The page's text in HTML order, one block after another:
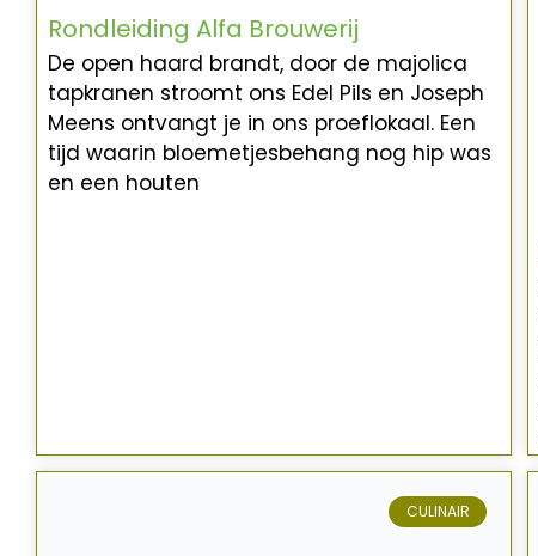
Rondleiding Alfa Brouwerij
De open haard brandt, door de majolica
tapkranen stroomt ons Edel Pils en Joseph
Meens ontvangt je in ons proeflokaal. Een
tijd waarin bloemetjesbehang nog hip was
en een houten
CULINAIR